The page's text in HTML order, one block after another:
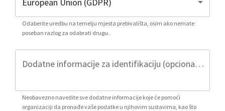
Odaberite uredbu na temelju mjesta prebivališta, osim ako nemate
poseban razlog za odabrati drugu.
Dodatne informacije za identifikaciju (opcionalno)
Neobavezno navedite sve dodatne informacije koje će pomoći
organizaciji da pronađe vaše podatke u njihovim sustavima, kao što